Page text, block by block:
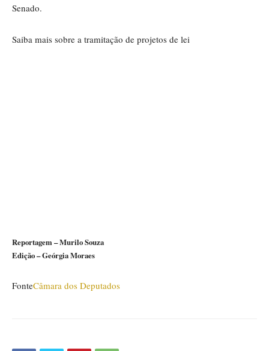
Senado.
Saiba mais sobre a tramitação de projetos de lei
Reportagem – Murilo Souza
Edição – Geórgia Moraes
FonteCâmara dos Deputados